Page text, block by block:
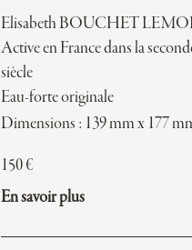
Elisabeth BOUCHET
Active en France dans la
siècle
Eau-forte originale
Dimensions : 139 mm x 177
150€
En savoir plus